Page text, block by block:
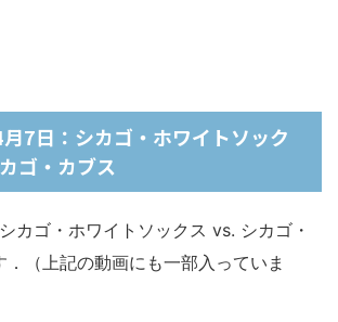
7日：シカゴ・ホワイトソック
ゴ・カブス
カゴ・ホワイトソックス vs. シカゴ・
．（上記の動画にも一部入っていま